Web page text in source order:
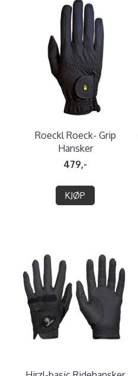
Roeckl Roeck- Grip
Hansker
479,-
KJØP